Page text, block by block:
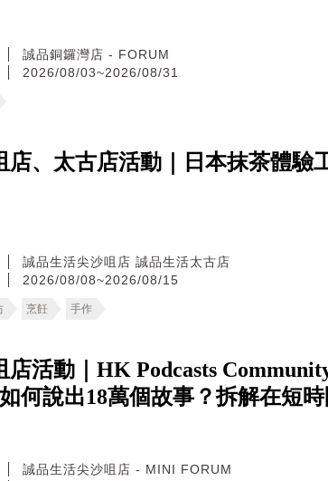
誠品銅鑼灣店 - FORUM
2026/08/03~2026/08/31
店、太古店活動｜日本抹茶體驗
誠品生活尖沙咀店 誠品生活太古店
2026/08/08~2026/08/15
烹飪 手作
店活動｜HK Podcasts
何說出18萬個故事？拆解在短
誠品生活尖沙咀店 - MINI FORUM